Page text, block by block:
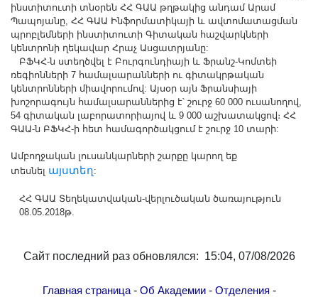
ինստիտուտի տնօրեն ՀՀ ԳԱԱ թղթակից անդամ Արամ
Պապոյանը, ՀՀ ԳԱԱ Ինֆորմատիկայի և ավտոմատացման
պրոբլեմների ինստիտուտի Գիտական հաշվարկների
կենտրոնի ղեկավար Հրաչ Ասցատրյանը:
ԲՖԿՀ-ն ստեղծվել է Բուրգունդիայի և Ֆրանշ-Կոմտեի
ռեգիոնների 7 համալսարանների ու գիտակրթական
կենտրոնների միավորումով: Այսօր այն Ֆրանսիայի
խոշորագույն համալսարաններից է՝ շուրջ 60 000 ուսանողով,
54 գիտական լաբորատորիայով և 9 000 աշխատակցով։ ՀՀ
ԳԱԱ-ն ԲՖԿՀ-ի հետ համագործակցում է շուրջ 10 տարի:
Ամբողջական լուսանկարների շարքը կարող եք
տեսնել այստեղ:
ՀՀ ԳԱԱ Տեղեկատվական-վերլուծական ծառայություն
08.05.2018թ.
Сайт последний раз обновлялся: 15:04, 07/08/2026
Главная страница- Об Академии- Отделения -